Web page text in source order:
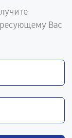
Вас